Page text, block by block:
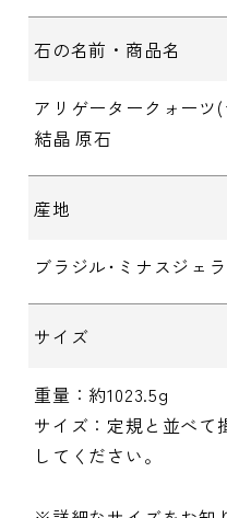
石の名前・商品名
アリゲータークォーツ
結晶 原石
産地
ブラジル･ミナスジェ
サイズ
重量：約1023.5g
サイズ：定規と並べて
してください。